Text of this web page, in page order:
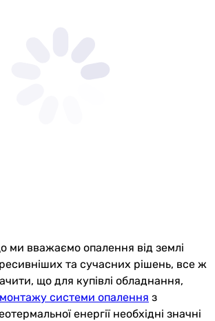
ми вважаємо опалення від землі
та сучасних рішень, все ж
що для купівлі обладнання,
монтажу системи опалення з
енергії необхідні значні